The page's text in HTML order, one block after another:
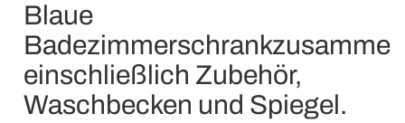
Blaue
einschließlich Zubehör,
Waschbecken und Spiegel.